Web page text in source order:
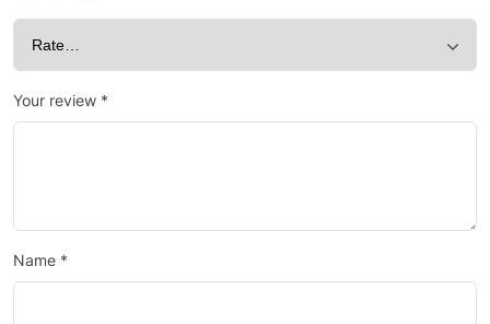
Your review *
Name *